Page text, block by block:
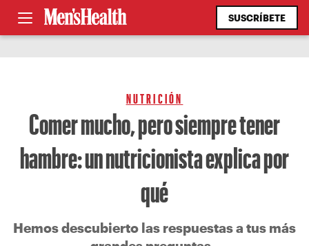
SUSCRÍBETE
NUTRICIÓN
Comer mucho, pero siempre tener
hambre: un nutricionista explica por
qué
Hemos descubierto las respuestas a tus más